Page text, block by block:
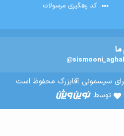
کد رهگیری مرسولات
سیسمونی آقابزرگ محفوظ است
توسط